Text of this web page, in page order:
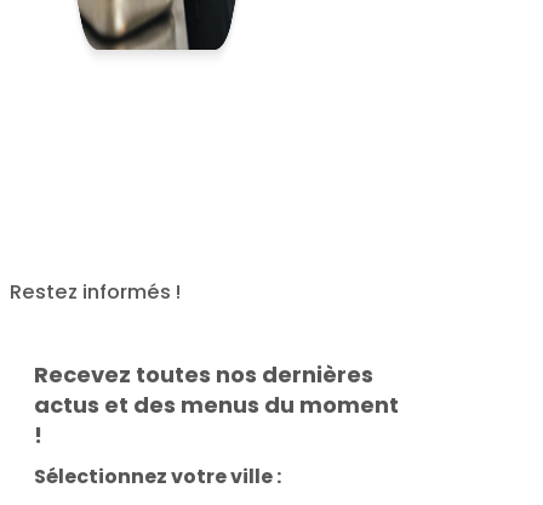
Restez informés !
Recevez toutes nos dernières
actus et des menus du moment
!
Sélectionnez votre ville :